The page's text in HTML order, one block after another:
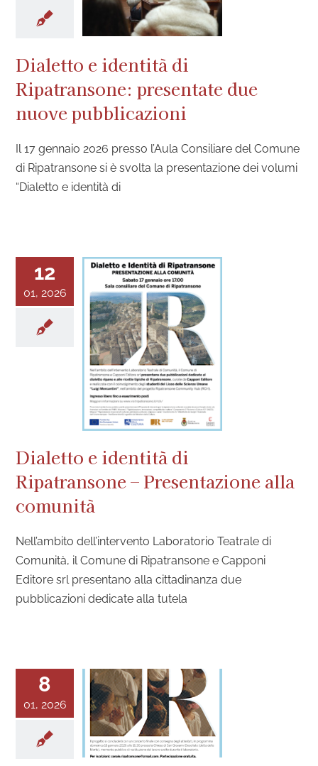
Dialetto e identità di
Ripatransone: presentate due
nuove pubblicazioni
Il 17 gennaio 2026 presso l’Aula Consiliare del Comune
di Ripatransone si è svolta la presentazione dei volumi
“Dialetto e identità di
12
01, 2026
Dialetto e identità di
Ripatransone – Presentazione alla
comunità
Nell’ambito dell’intervento Laboratorio Teatrale di
Comunità, il Comune di Ripatransone e Capponi
Editore srl presentano alla cittadinanza due
pubblicazioni dedicate alla tutela
8
01, 2026